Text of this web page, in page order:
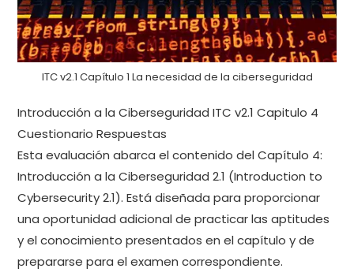
ITC v2.1 Capítulo 1 La necesidad de la ciberseguridad
Introducción a la Ciberseguridad ITC v2.1 Capitulo 4
Cuestionario Respuestas
Esta evaluación abarca el contenido del Capítulo 4:
Introducción a la Ciberseguridad 2.1 (Introduction to
Cybersecurity 2.1). Está diseñada para proporcionar
una oportunidad adicional de practicar las aptitudes
y el conocimiento presentados en el capítulo y de
prepararse para el examen correspondiente.